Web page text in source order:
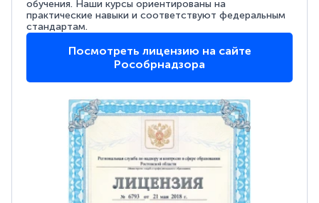
обучения. Наши курсы ориентированы на
практические навыки и соответствуют федеральным
стандартам.
Посмотреть лицензию на сайте
Рособрнадзора